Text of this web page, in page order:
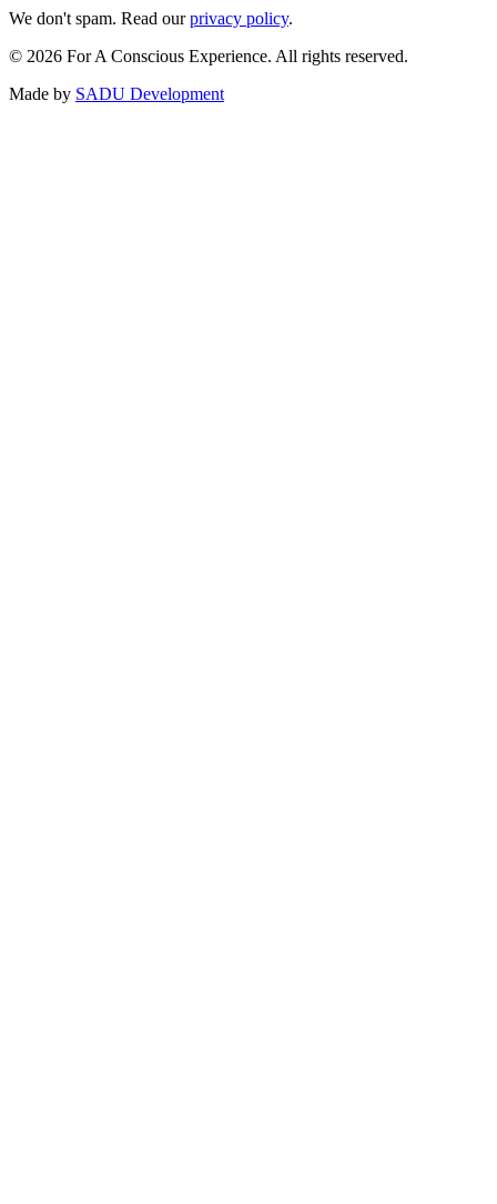
We don't spam. Read our privacy policy.
© 2026 For A Conscious Experience. All rights reserved.
Made by SADU Development